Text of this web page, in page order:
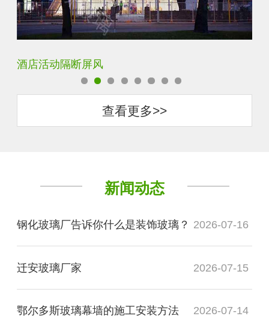
银玻长虹玻璃玄关隔断
查看更多>>
新闻动态
钢化玻璃厂告诉你什么是装饰玻璃？ 2026-07-16
迁安玻璃厂家 2026-07-15
鄂尔多斯玻璃幕墙的施工安装方法 2026-07-14